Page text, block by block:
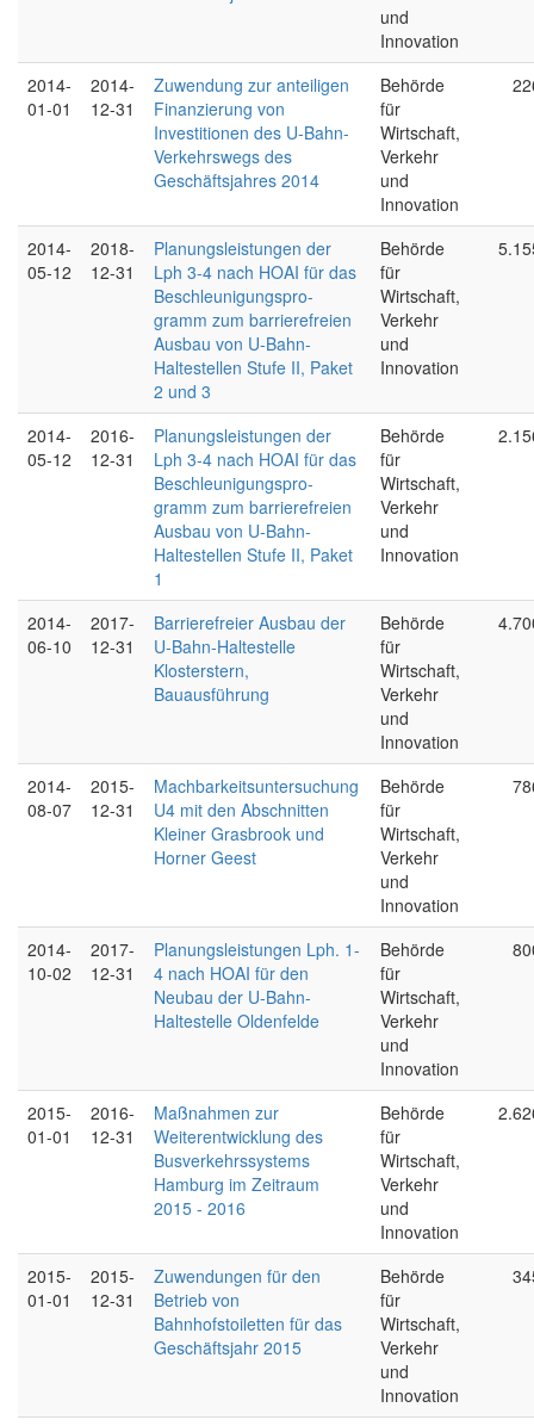
und
Innovation
2014-
01-01
2014-
12-31
Zuwendung zur anteiligen
Finanzierung von
Investitionen des U-Bahn-
Verkehrswegs des
Geschäftsjahres 2014
Behörde
für
Wirtschaft,
Verkehr
und
Innovation
2014-
05-12
2018-
12-31
Planungsleistungen der
Lph 3-4 nach HOAI für das
Beschleunigungspro-
gramm zum barrierefreien
Ausbau von U-Bahn-
Haltestellen Stufe II, Paket
2 und 3
Behörde
für
Wirtschaft,
Verkehr
und
Innovation
2014-
05-12
2016-
12-31
Planungsleistungen der
Lph 3-4 nach HOAI für das
Beschleunigungspro-
gramm zum barrierefreien
Ausbau von U-Bahn-
Haltestellen Stufe II, Paket
1
Behörde
für
Wirtschaft,
Verkehr
und
Innovation
2014-
06-10
2017-
12-31
Barrierefreier Ausbau der
U-Bahn-Haltestelle
Klosterstern,
Bauausführung
Behörde
für
Wirtschaft,
Verkehr
und
Innovation
2014-
08-07
2015-
12-31
Machbarkeitsuntersuchung
U4 mit den Abschnitten
Kleiner Grasbrook und
Horner Geest
Behörde
für
Wirtschaft,
Verkehr
und
Innovation
2014-
10-02
2017-
12-31
Planungsleistungen Lph. 1-
4 nach HOAI für den
Neubau der U-Bahn-
Haltestelle Oldenfelde
Behörde
für
Wirtschaft,
Verkehr
und
Innovation
2015-
01-01
2016-
12-31
Maßnahmen zur
Weiterentwicklung des
Busverkehrssystems
Hamburg im Zeitraum
2015 - 2016
Behörde
für
Wirtschaft,
Verkehr
und
Innovation
2015-
01-01
2015-
12-31
Zuwendungen für den
Betrieb von
Bahnhofstoiletten für das
Geschäftsjahr 2015
Behörde
für
Wirtschaft,
Verkehr
und
Innovation